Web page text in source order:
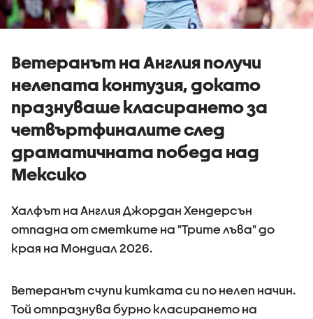
Ветеранът на Англия получи
нелепата контузия, докато
празнуваше класирането за
четвъртфиналите след
драматичната победа над
Мексико
Халфът на Англия Джордан Хендерсън
отпадна от сметките на "Трите лъва" до
края на Мондиал 2026.
Ветеранът счупи китката си по нелеп начин.
Той отпразнува бурно класирането на